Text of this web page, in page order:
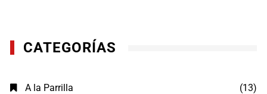
CATEGORÍAS
A la Parrilla (13)